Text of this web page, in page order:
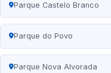
Parque Castelo Branco
Parque do Povo
Parque Nova Alvorada